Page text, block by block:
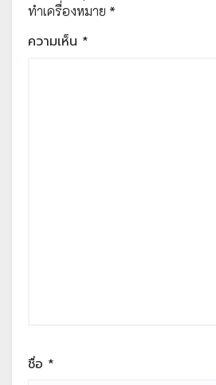
ทำเครื่องหมาย *
ความเห็น *
ชื่อ *